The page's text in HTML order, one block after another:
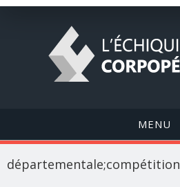
MENU
départementale;compétition